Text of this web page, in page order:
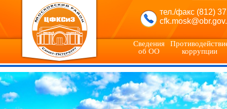
тел./факс (812)
Сведения
об ОО
коррупции